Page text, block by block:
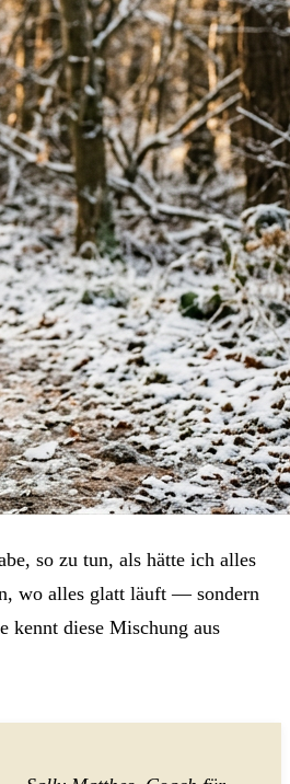
so zu tun, als hätte ich alles
wo alles glatt läuft — sondern
kennt diese Mischung aus